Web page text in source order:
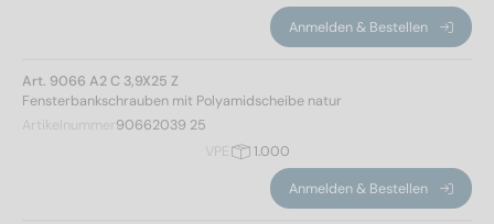
Anmelden & Bestellen
Art. 9066 A2 C 3,9X25 Z
Fensterbankschrauben mit Polyamidscheibe natur
Artikelnummer 90662039 25
VPE
1.000
Anmelden & Bestellen